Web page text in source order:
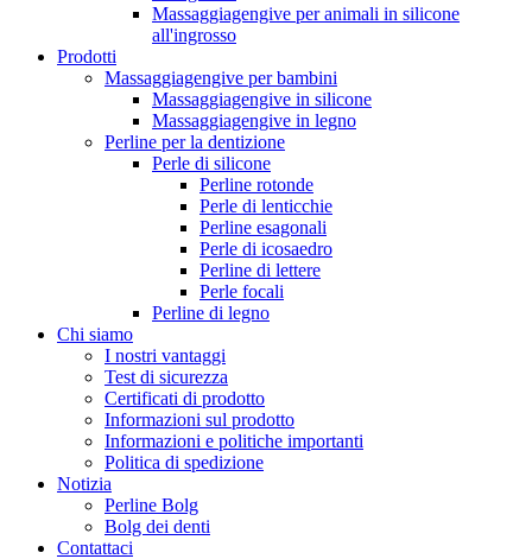
Massaggiagengive per animali in silicone
all'ingrosso
Prodotti
Massaggiagengive per bambini
Massaggiagengive in silicone
Massaggiagengive in legno
Perline per la dentizione
Perle di silicone
Perline rotonde
Perle di lenticchie
Perline esagonali
Perle di icosaedro
Perline di lettere
Perle focali
Perline di legno
Chi siamo
I nostri vantaggi
Test di sicurezza
Certificati di prodotto
Informazioni sul prodotto
Informazioni e politiche importanti
Politica di spedizione
Notizia
Perline Bolg
Bolg dei denti
Contattaci